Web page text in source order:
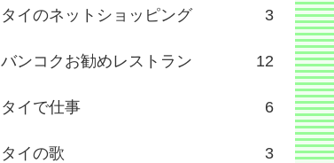
タイのネットショッピング 3
バンコクお勧めレストラン 12
タイで仕事 6
タイの歌 3